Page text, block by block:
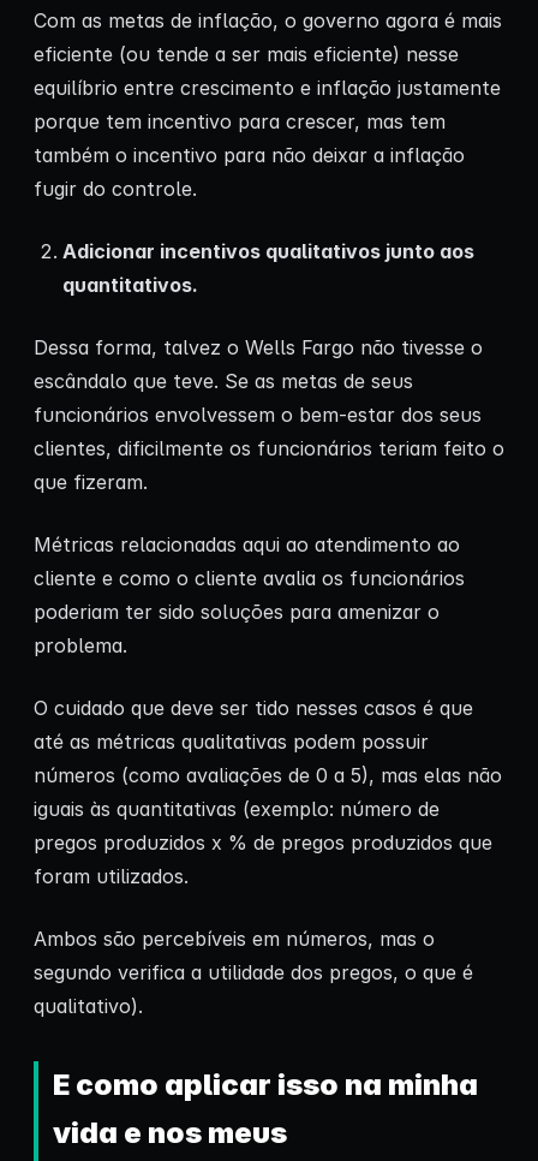
Com as metas de inflação, o governo agora é mais
eficiente (ou tende a ser mais eficiente) nesse
equilíbrio entre crescimento e inflação justamente
porque tem incentivo para crescer, mas tem
também o incentivo para não deixar a inflação
fugir do controle.
Adicionar incentivos qualitativos junto aos
quantitativos.
Dessa forma, talvez o Wells Fargo não tivesse o
escândalo que teve. Se as metas de seus
funcionários envolvessem o bem-estar dos seus
clientes, dificilmente os funcionários teriam feito o
que fizeram.
Métricas relacionadas aqui ao atendimento ao
cliente e como o cliente avalia os funcionários
poderiam ter sido soluções para amenizar o
problema.
O cuidado que deve ser tido nesses casos é que
até as métricas qualitativas podem possuir
números (como avaliações de 0 a 5), mas elas não
iguais às quantitativas (exemplo: número de
pregos produzidos x % de pregos produzidos que
foram utilizados.
Ambos são percebíveis em números, mas o
segundo verifica a utilidade dos pregos, o que é
qualitativo).
E como aplicar isso na minha
vida e nos meus